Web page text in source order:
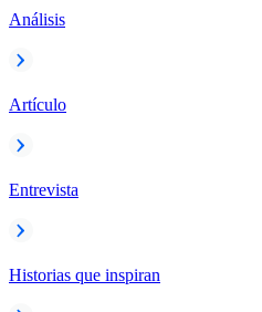
Análisis
Artículo
Entrevista
Historias que inspiran